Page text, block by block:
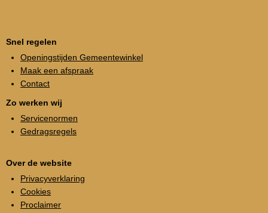
Snel regelen
Openingstijden Gemeentewinkel
Maak een afspraak
Contact
Zo werken wij
Servicenormen
Gedragsregels
Over de website
Privacyverklaring
Cookies
Proclaimer